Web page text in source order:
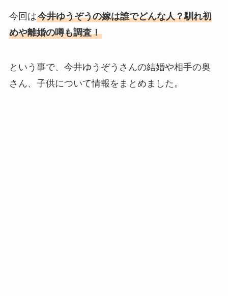
今回は今井ゆうぞうの嫁は誰でどんな人？馴れ初
めや離婚の噂も調査！
という事で、今井ゆうぞうさんの結婚や相手の奥
さん、子供について情報をまとめました。